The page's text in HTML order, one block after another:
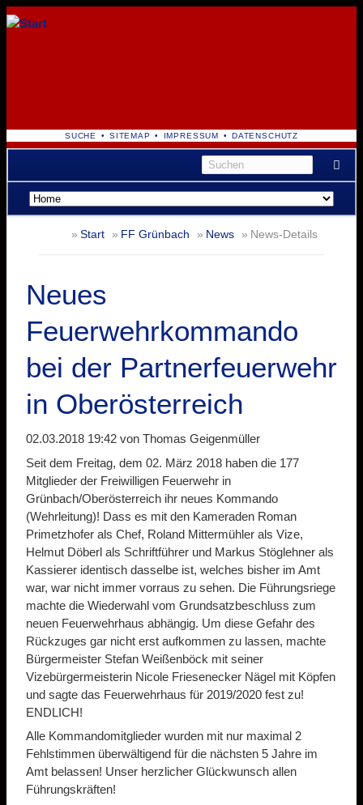
NAVIGATION
ÜBERSPRINGEN
SUCHE SITEMAP IMPRESSUM DATENSCHUTZ
Navigation
überspringen
Start FF Grünbach News News-Details
Neues
Feuerwehrkommando
bei der Partnerfeuerwehr
in Oberösterreich
02.03.2018 19:42 von Thomas Geigenmüller
Seit dem Freitag, dem 02. März 2018 haben die 177
Mitglieder der Freiwilligen Feuerwehr in
Grünbach/Oberösterreich ihr neues Kommando
(Wehrleitung)! Dass es mit den Kameraden Roman
Primetzhofer als Chef, Roland Mittermühler als Vize,
Helmut Döberl als Schriftführer und Markus Stöglehner als
Kassierer identisch dasselbe ist, welches bisher im Amt
war, war nicht immer vorraus zu sehen. Die Führungsriege
machte die Wiederwahl vom Grundsatzbeschluss zum
neuen Feuerwehrhaus abhängig. Um diese Gefahr des
Rückzuges gar nicht erst aufkommen zu lassen, machte
Bürgermeister Stefan Weißenböck mit seiner
Vizebürgermeisterin Nicole Friesenecker Nägel mit Köpfen
und sagte das Feuerwehrhaus für 2019/2020 fest zu!
ENDLICH!
Alle Kommandomitglieder wurden mit nur maximal 2
Fehlstimmen überwältigend für die nächsten 5 Jahre im
Amt belassen! Unser herzlicher Glückwunsch allen
Führungskräften!